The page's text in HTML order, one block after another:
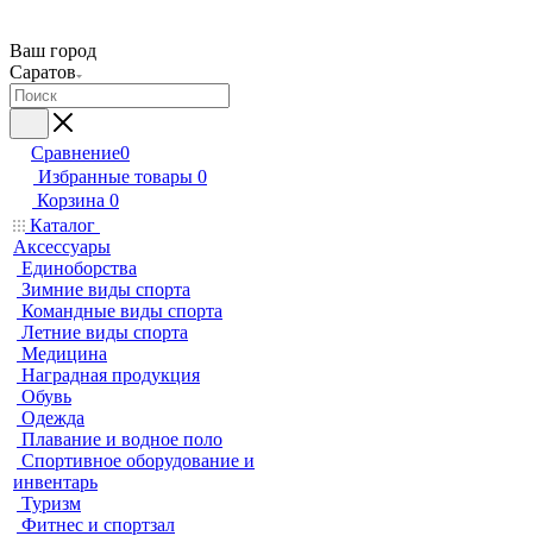
Ваш город
Саратов
Сравнение0
Избранные товары 0
Корзина 0
Каталог
Аксессуары
Единоборства
Зимние виды спорта
Командные виды спорта
Летние виды спорта
Медицина
Наградная продукция
Обувь
Одежда
Плавание и водное поло
Спортивное оборудование и
инвентарь
Туризм
Фитнес и спортзал